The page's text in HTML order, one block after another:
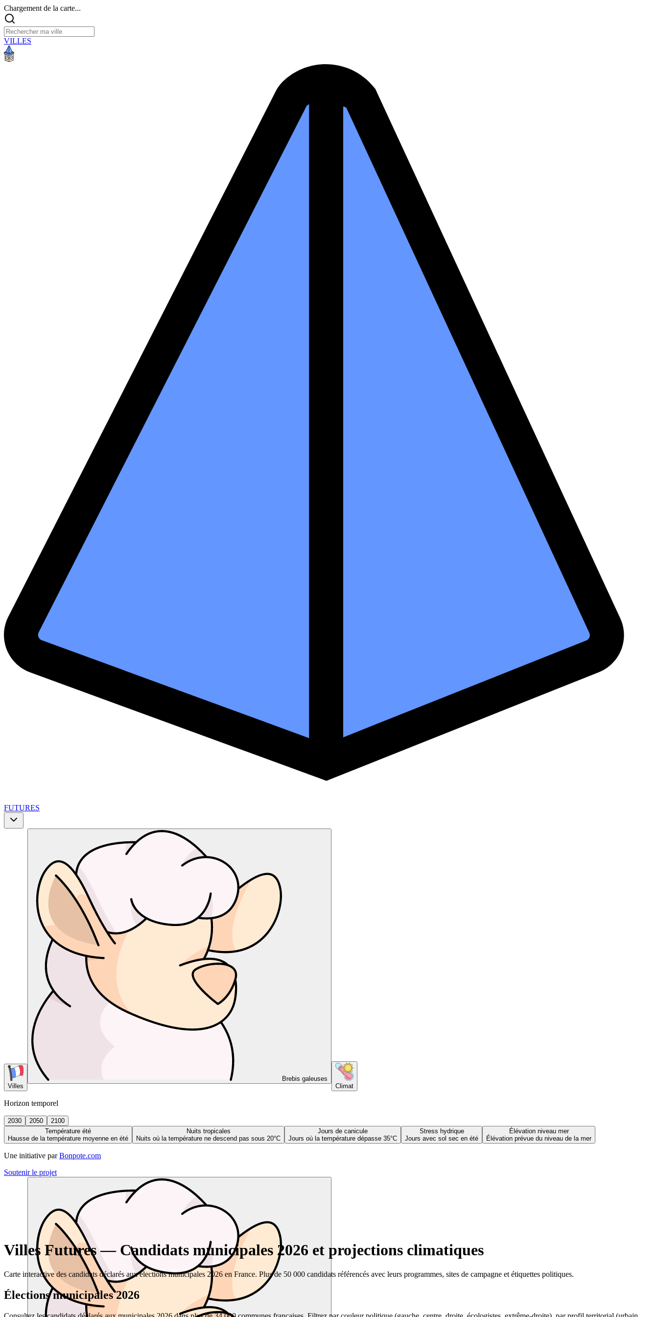
Chargement de la carte...
VILLES
FUTURES
Villes
Brebis galeuses
Climat
Horizon temporel
2030 2050
2100
Température été
Hausse de la température moyenne en été
Nuits tropicales
Nuits où la température ne descend pas sous 20°C
Jours de canicule
Jours où la température dépasse 35°C
Stress hydrique
Jours avec sol sec en été
Élévation niveau mer
Élévation prévue du niveau de la mer
Une initiative par Bonpote.com
Soutenir le projet
Villes Futures — Candidats municipales 2026 et projections climatiques
Carte interactive des candidats déclarés aux élections municipales 2026 en France. Plus de 50 000 candidats référencés avec leurs programmes, sites de campagne et étiquettes politiques.
Élections municipales 2026